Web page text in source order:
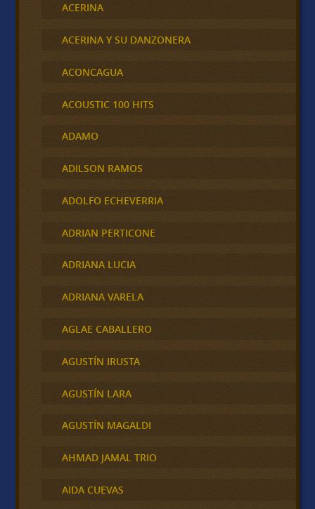
ACERINA
ACERINA Y SU DANZONERA
ACONCAGUA
ACOUSTIC 100 HITS
ADAMO
ADILSON RAMOS
ADOLFO ECHEVERRIA
ADRIAN PERTICONE
ADRIANA LUCIA
ADRIANA VARELA
AGLAE CABALLERO
AGUSTÍN IRUSTA
AGUSTÍN LARA
AGUSTÍN MAGALDI
AHMAD JAMAL TRIO
AIDA CUEVAS